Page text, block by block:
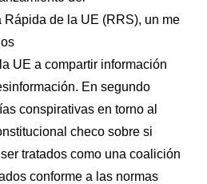
Rápida de la UE (RRS), un me
UE a compartir información
En segundo
conspirativas en torno al
checo sobre si
tratados como una coalición
conforme a las normas